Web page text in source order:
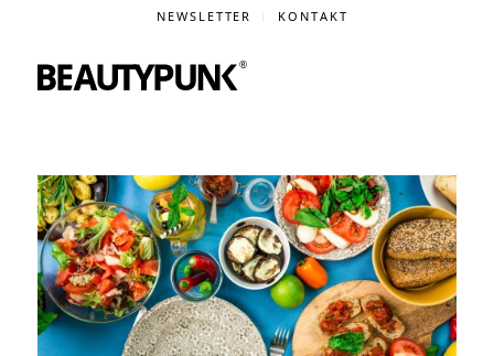
NEWSLETTER KONTAKT